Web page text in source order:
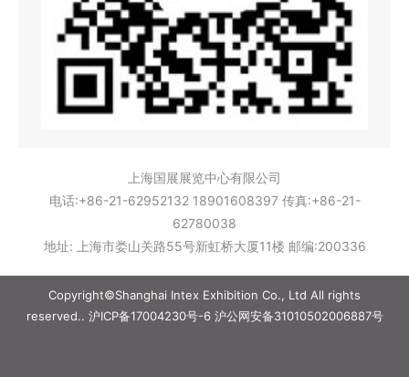
上海国展展览中心有限公司
电话:+86-21-62952132 18901608397 传真:+86-21-
62780038
地址: 上海市娄山关路55号新虹桥大厦11楼 邮编:200336
Copyright©Shanghai Intex Exhibition Co., Ltd All rights
reserved.. 沪ICP备17004230号-6沪公网安备31010502006887号